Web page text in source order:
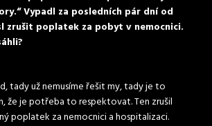
Vypadl za posledních pár dní od
zrušit poplatek za pobyt v nemocnici.
tady už nemusíme řešit my, tady je to
že je potřeba to respektovat. Ten zrušil
poplatek za nemocnici a hospitalizaci.